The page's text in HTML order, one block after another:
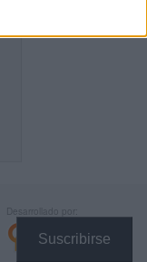
Suscribirse